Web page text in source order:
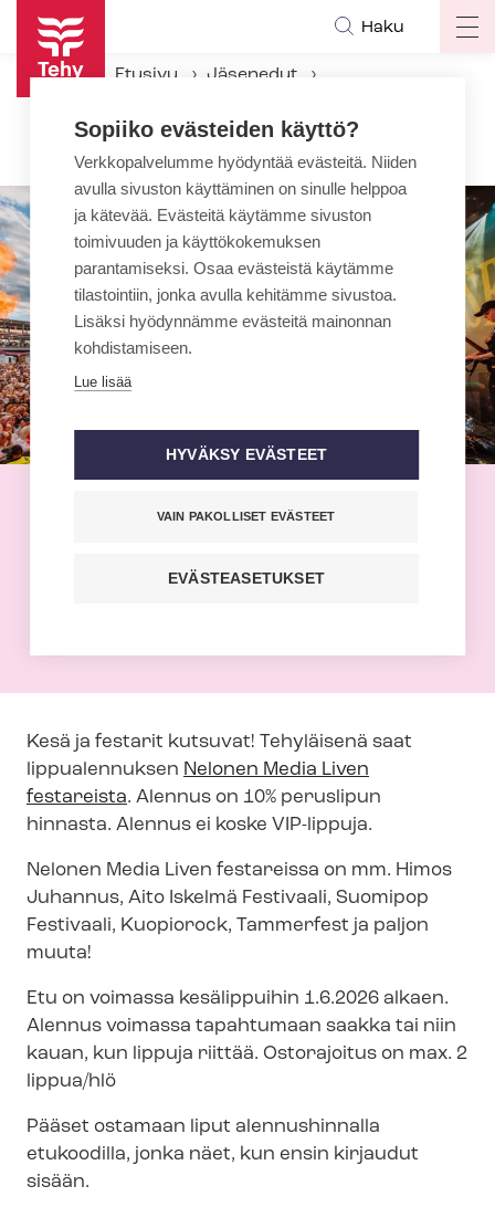
Hyppää
pääsisältöön
Haku
Etusivu
Jäsenedut
Nelonen Media Liven festarit
Nelonen Media Liven festarit
tehyläiset saavat 10 % alennuksen. Osta
Kesä ja festarit kutsuvat! Tehyläisenä saat
lippualennuksen Nelonen Media Liven
festareista. Alennus on 10% peruslipun
hinnasta. Alennus ei koske VIP-lippuja.
Nelonen Media Liven festareissa on mm. Himos
Juhannus, Aito Iskelmä Festivaali, Suomipop
Festivaali, Kuopiorock, Tammerfest ja paljon
muuta!
Etu on voimassa kesälippuihin 1.6.2026 alkaen.
Alennus voimassa tapahtumaan saakka tai niin
kauan, kun lippuja riittää. Ostorajoitus on max. 2
lippua/hlö
Pääset ostamaan liput alennushinnalla
etukoodilla, jonka näet, kun ensin kirjaudut
sisään.
Sopiiko evästeiden käyttö?
Verkkopalvelumme hyödyntää evästeitä. Niiden
avulla sivuston käyttäminen on sinulle helppoa
ja kätevää. Evästeitä käytämme sivuston
toimivuuden ja käyttökokemuksen
parantamiseksi. Osaa evästeistä käytämme
tilastointiin, jonka avulla kehitämme sivustoa.
Lisäksi hyödynnämme evästeitä mainonnan
kohdistamiseen.
Lue lisää
HYVÄKSY EVÄSTEET
VAIN PAKOLLISET EVÄSTEET
EVÄSTEASETUKSET